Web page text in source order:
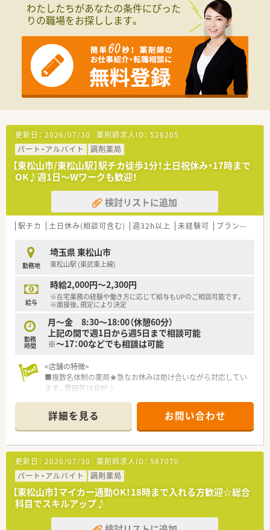
・・＊企業の特徴＊・・
■2019年設立。埼玉県深谷市内に1店舗東松山市に1店舗経営し
ている個人薬局です。
■ラテン語で滋養を意味するalmus、またポルトガル語では魂を
意味するalmaが社名の由来となってます。
■社長は大手調剤薬局で様々な処方箋を経験されてきた経験豊
富な薬剤師です。
■地域に根差した「かかりつけ薬局」を目指されています。
■外来の他に居宅・施設在宅も行っていく予定。
わたしたちがあなたの条件にぴった
りの職場をお探しします。
更新日： 2026/07/30 薬剤師求人ID： 526205
パート・アルバイト
調剤薬局
【東松山市/東松山駅】駅チカ徒歩1分！土日祝休み・17時まで
OK♪週1日～Wワークも歓迎！
検討リストに追加
駅チカ 土日休み(相談可含む) 週32h以上 未経験可 ブランク可
勤務地
埼玉県 東松山市
東松山駅 (東武東上線)
給与
時給2,000円～2,300円
※在宅業務の経験や働き方に応じて給与もUPのご相談可能です。
※面接後、規定により決定
勤務
時間
月～金 8:30～18:00（休憩60分）
上記の間で週1日から週5日まで相談可能
※～17：00などでも相談は可能
<店舗の特徴>
■複数名体制の薬局★急なお休みは助け合いながら対応してい
ます。雰囲気は良好♪
■外来枚数も在宅の件数も多い大型店舗。
透析も対応しており、こちらの薬局で1人前になればどこ行って
も通用する薬剤師になれる！
■駅徒歩1分のため通勤が便利。
車通勤も可能です！
<法人の特徴>
■全国に90店舗展開しているグループ企業です。
■従業員それぞれの「想い」を具体化出来るように、サポートを
行っています。
■門前の医療機関の処方箋だけでなく、施設在宅を多く受託して
詳細を見る お問い合わせ
更新日： 2026/07/30 薬剤師求人ID： 587070
パート・アルバイト
調剤薬局
【東松山市】マイカー通勤OK！18時まで入れる方歓迎☆総合
科目でスキルアップ♪